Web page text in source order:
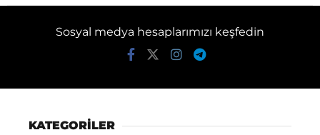
Sosyal medya hesaplarımızı keşfedin
KATEGORİLER